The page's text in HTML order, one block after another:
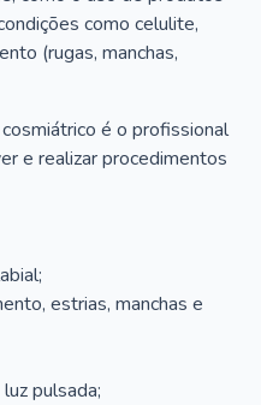
como celulite,
(rugas, manchas,
é o profissional
e realizar procedimentos
estrias, manchas e
pulsada;